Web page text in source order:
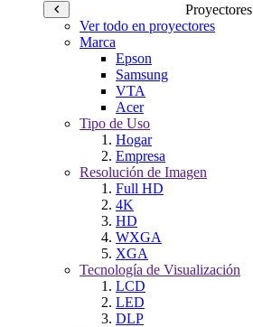
Proyectores
Ver todo en proyectores
Marca
Epson
Samsung
VTA
Acer
Tipo de Uso
Hogar
Empresa
Resolución de Imagen
Full HD
4K
HD
WXGA
XGA
Tecnología de Visualización
LCD
LED
DLP